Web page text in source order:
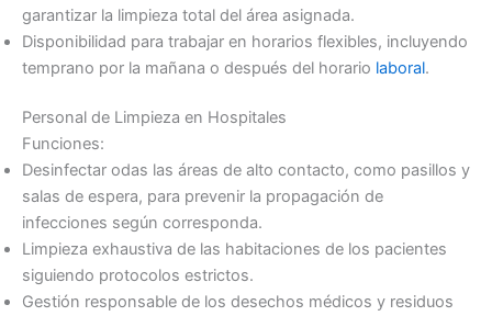
garantizar la limpieza total del área asignada.
Disponibilidad para trabajar en horarios flexibles, incluyendo
temprano por la mañana o después del horario laboral.
Personal de Limpieza en Hospitales
Funciones:
Desinfectar odas las áreas de alto contacto, como pasillos y
salas de espera, para prevenir la propagación de
infecciones según corresponda.
Limpieza exhaustiva de las habitaciones de los pacientes
siguiendo protocolos estrictos.
Gestión responsable de los desechos médicos y residuos